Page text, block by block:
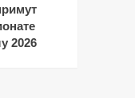
2026